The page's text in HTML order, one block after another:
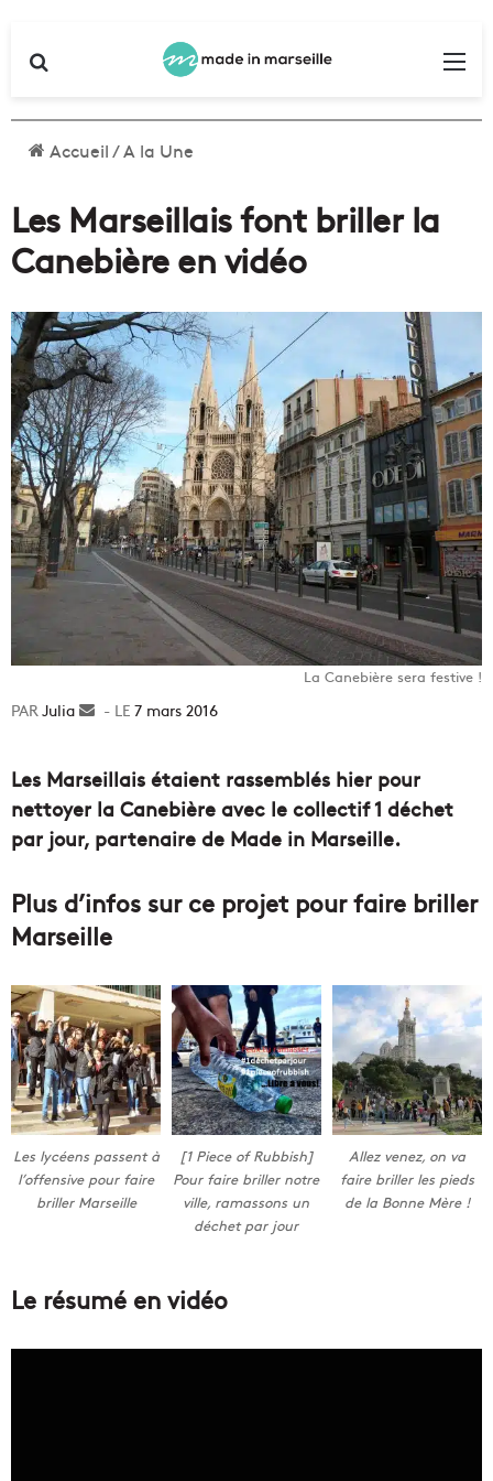
Accueil/A la Une
Les Marseillais font briller la
Canebière en vidéo
La Canebière sera festive !
Julia
Envoyer7 mars 2016
Les Marseillais étaient rassemblés hier pour
nettoyer la Canebière avec le collectif 1 déchet
par jour, partenaire de Made in Marseille.
Plus d’infos sur ce projet pour faire briller
Marseille
Les lycéens passent à
l’offensive pour faire
briller Marseille
[1 Piece of Rubbish]
Pour faire briller notre
ville, ramassons un
déchet par jour
Allez venez, on va
faire briller les pieds
de la Bonne Mère !
Le résumé en vidéo